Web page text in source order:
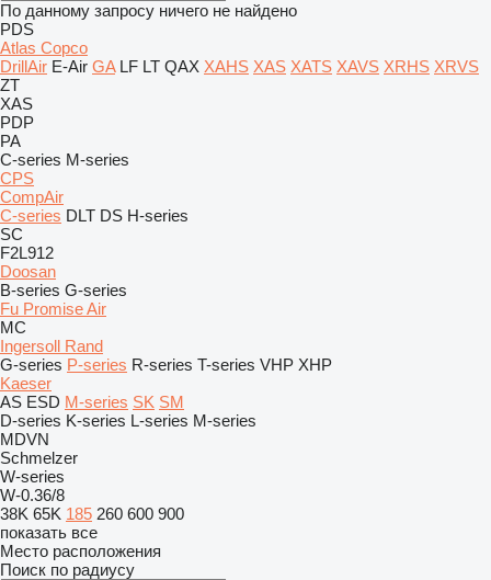
По данному запросу ничего не найдено
PDS
Atlas Copco
DrillAir E-Air GA LF LT QAX XAHS XAS XATS XAVS XRHS XRVS
ZT
XAS
PDP
PA
C-series M-series
CPS
CompAir
C-series DLT DS H-series
SC
F2L912
Doosan
B-series G-series
Fu Promise Air
MC
Ingersoll Rand
G-series P-series R-series T-series VHP XHP
Kaeser
AS ESD M-series SK SM
D-series K-series L-series M-series
MDVN
Schmelzer
W-series
W-0.36/8
38K 65K 185 260 600 900
показать все
Место расположения
Поиск по радиусу